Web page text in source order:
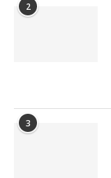
2
3